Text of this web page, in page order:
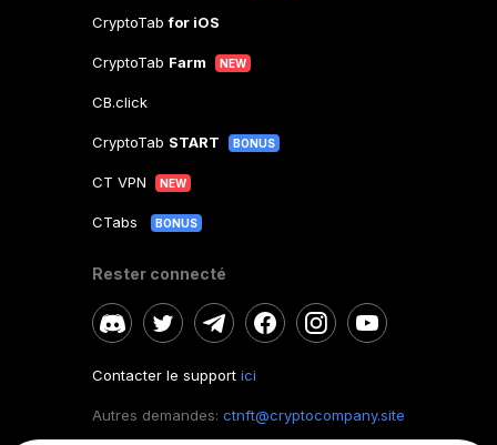
CryptoTabfor iOS
CryptoTab Farm NEW
CB.click
CryptoTab START BONUS
CT VPN NEW
CTabs BONUS
Rester connecté
Contacter le support ici
Autres demandes: ctnft@cryptocompany.site